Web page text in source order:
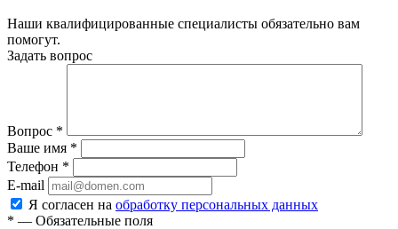
Наши квалифицированные специалисты обязательно вам
помогут.
Задать вопрос
Вопрос *
Ваше имя *
Телефон *
E-mail
Я согласен на обработку персональных данных
* — Обязательные поля